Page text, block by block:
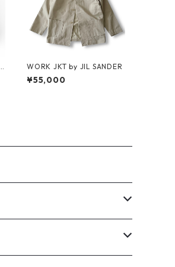
WORK JKT by JIL SANDER
¥55,000